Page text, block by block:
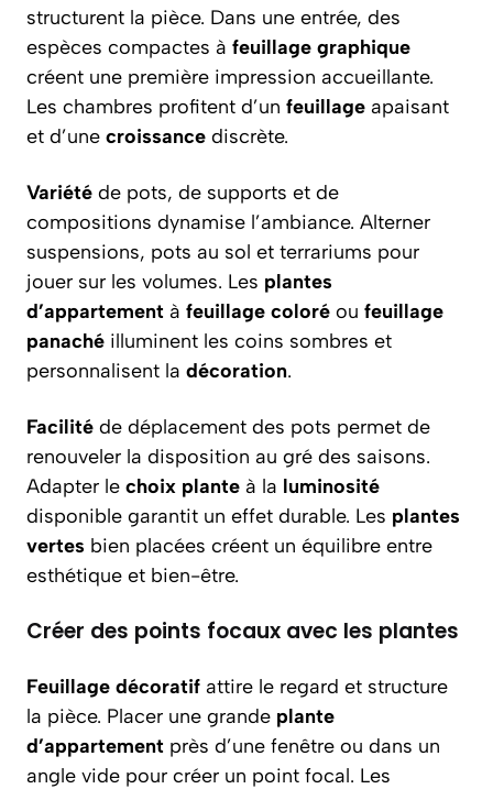
structurent la pièce. Dans une entrée, des
espèces compactes à feuillage graphique
créent une première impression accueillante.
Les chambres profitent d’un feuillage apaisant
et d’une croissance discrète.
Variété de pots, de supports et de
compositions dynamise l’ambiance. Alterner
suspensions, pots au sol et terrariums pour
jouer sur les volumes. Les plantes
d’appartement à feuillage coloré ou feuillage
panaché illuminent les coins sombres et
personnalisent la décoration.
Facilité de déplacement des pots permet de
renouveler la disposition au gré des saisons.
Adapter le choix plante à la luminosité
disponible garantit un effet durable. Les plantes
vertes bien placées créent un équilibre entre
esthétique et bien-être.
Créer des points focaux avec les plantes
Feuillage décoratif attire le regard et structure
la pièce. Placer une grande plante
d’appartement près d’une fenêtre ou dans un
angle vide pour créer un point focal. Les